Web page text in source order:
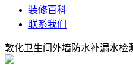
装修百科
联系我们
敦化卫生间外墙防水补漏水检